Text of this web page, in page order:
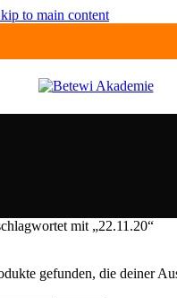
to main content
mit „22.11.20“
gefunden, die deiner